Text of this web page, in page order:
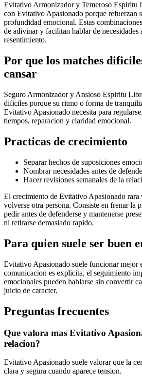
Evitativo Armonizador y Temeroso Espiritu
con Evitativo Apasionado porque refuerzan
profundidad emocional. Estas
de adivinar y facilitan hablar de necesidades
resentimiento.
Por que los matches
cansar
Seguro Armonizador y Ansioso Espiritu
dificiles porque su ritmo o forma de
Evitativo Apasionado necesita para
tiempos, reparacion y claridad emocional.
Practicas de crecimiento
Separar hechos de suposiciones
Nombrar necesidades antes de
Hacer revisiones semanales de la
El crecimiento de Evitativo Apasionado rara
volverse otra persona. Consiste en frenar la
pedir antes de defenderse y mantenerse
ni retirarse demasiado rapido.
Para quien suele ser buen
Evitativo Apasionado suele funcionar mejor
comunicacion es explicita, el seguimiento
emocionales pueden hablarse sin convertir
juicio de caracter.
Preguntas frecuentes
Que valora mas Evitativo
relacion?
Evitativo Apasionado suele valorar que la
clara y segura cuando aparece tension.